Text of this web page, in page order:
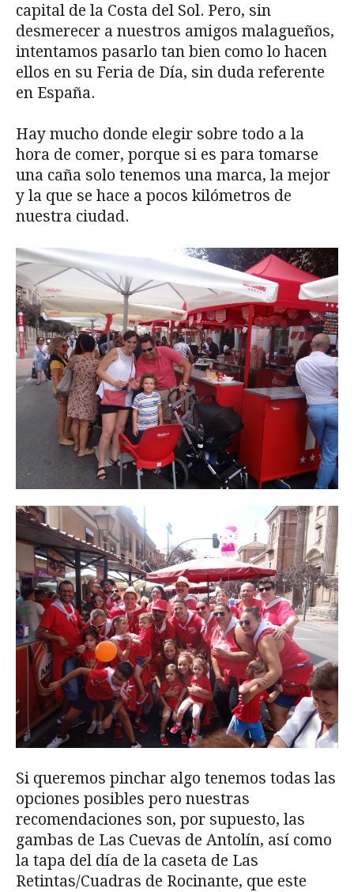
capital de la Costa del Sol. Pero, sin
desmerecer a nuestros amigos malagueños,
intentamos pasarlo tan bien como lo hacen
ellos en su Feria de Día, sin duda referente
en España.
Hay mucho donde elegir sobre todo a la
hora de comer, porque si es para tomarse
una caña solo tenemos una marca, la mejor
y la que se hace a pocos kilómetros de
nuestra ciudad.
Si queremos pinchar algo tenemos todas las
opciones posibles pero nuestras
recomendaciones son, por supuesto, las
gambas de Las Cuevas de Antolín, así como
la tapa del día de la caseta de Las
Retintas/Cuadras de Rocinante, que este